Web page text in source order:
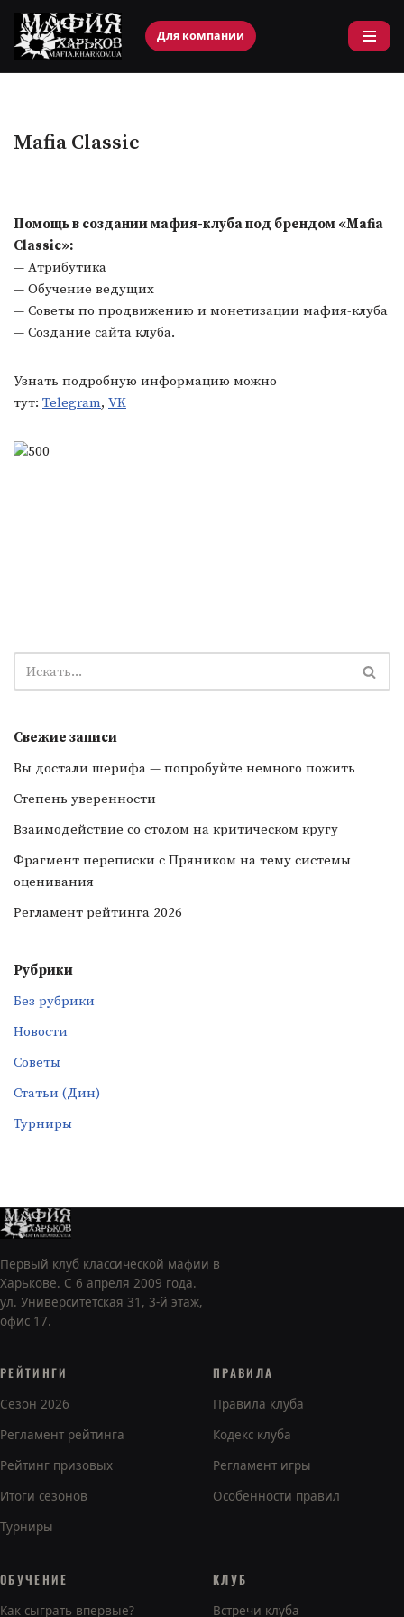
Перейти
к
Для компании
Mafia Classic
Помощь в создании мафия-клуба под брендом «Mafia
Classic»:
— Атрибутика
— Обучение ведущих
— Советы по продвижению и монетизации мафия-клуба
— Создание сайта клуба.
Узнать подробную информацию можно
тут: Telegram, VK
Свежие записи
Вы достали шерифа — попробуйте немного пожить
Степень уверенности
Взаимодействие со столом на критическом кругу
Фрагмент переписки с Пряником на тему системы
оценивания
Регламент рейтинга 2026
Рубрики
Без рубрики
Новости
Советы
Статьи (Дин)
Турниры
Первый клуб классической мафии в
Харькове. С 6 апреля 2009 года.
ул. Университетская 31, 3-й этаж,
офис 17.
РЕЙТИНГИ
Сезон 2026
Регламент рейтинга
Рейтинг призовых
Итоги сезонов
Турниры
ПРАВИЛА
Правила клуба
Кодекс клуба
Регламент игры
Особенности правил
ОБУЧЕНИЕ
Как сыграть впервые?
КЛУБ
Встречи клуба